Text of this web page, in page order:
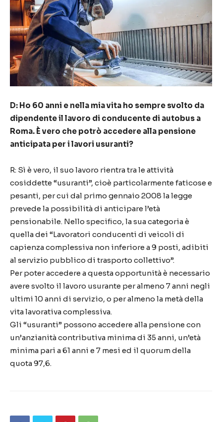
D: Ho 60 anni e nella mia vita ho sempre svolto da
dipendente il lavoro di conducente di autobus a
Roma. È vero che potrò accedere alla pensione
anticipata per i lavori usuranti?
R: Sì è vero, il suo lavoro rientra tra le attività
cosiddette “usuranti”, cioè particolarmente faticose e
pesanti, per cui dal primo gennaio 2008 la legge
prevede la possibilità di anticipare l’età
pensionabile. Nello specifico, la sua categoria è
quella dei “Lavoratori conducenti di veicoli di
capienza complessiva non inferiore a 9 posti, adibiti
al servizio pubblico di trasporto collettivo”.
Per poter accedere a questa opportunità è necessario
avere svolto il lavoro usurante per almeno 7 anni negli
ultimi 10 anni di servizio, o per almeno la metà della
vita lavorativa complessiva.
Gli “usuranti” possono accedere alla pensione con
un’anzianità contributiva minima di 35 anni, un’età
minima pari a 61 anni e 7 mesi ed il quorum della
quota 97,6.